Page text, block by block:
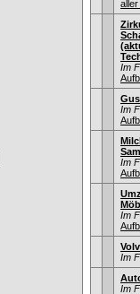
aller
Im
Im
Im
Im
Im
Im